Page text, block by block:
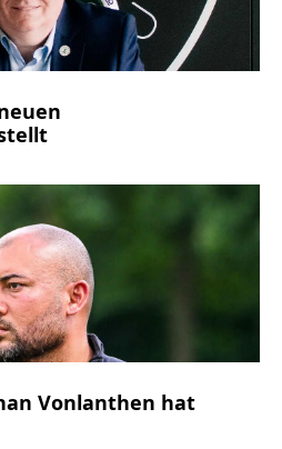
Vonlanthen hat